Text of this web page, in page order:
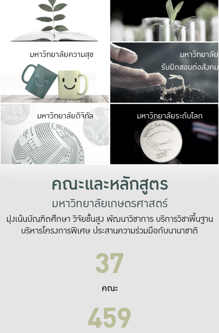
มีพื้นที่เขียวสดใส
เป็นป่าในเมือง เกษต
มหาวิทยาลัยความสุข มหาวิ
ค
เปิดประ
และพบเรื่องราวใ
มหาวิทยาลัย
รับผิดชอบต่อสังคม
มหาวิทยาลัยดิจิทัล มหาวิ
เปลี่ยนแปลง แล
เพื่อทำง
ระบบสารสนเทศ
มหาวิทยาลัยระดับโลก
คณะและหลักสูตร
มหาวิทยาลัยเกษตรศาสตร์
มุ่งเน้นบัณฑิตศึกษา วิจัยขั้นสูง พัฒนาวิชาการ บริการวิชาพื้นฐาน
บริหารโครงการพิเศษ ประสานความร่วมมือกับนานาชาติ
37
คณะ
459